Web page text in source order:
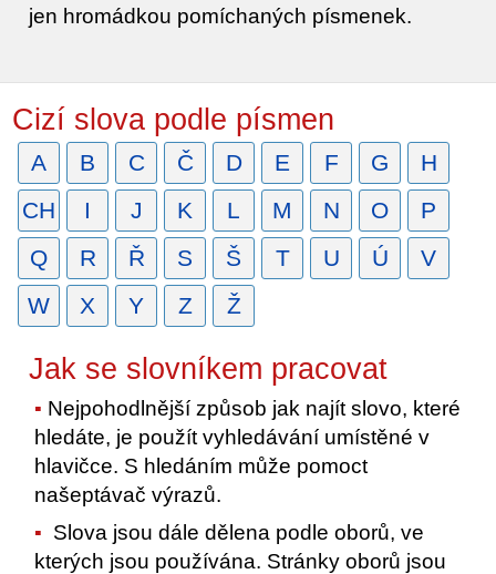
jen hromádkou pomíchaných písmenek.
Cizí slova podle písmen
A B C Č D E F G
H
CH
I J K L M N O
P
Q
R Ř S Š T U Ú
V
W
X Y Z Ž
Jak se slovníkem pracovat
Nejpohodlnější způsob jak najít slovo, které
hledáte, je použít vyhledávání umístěné v
hlavičce. S hledáním může pomoct
našeptávač výrazů.
Slova jsou dále dělena podle oborů, ve
kterých jsou používána. Stránky oborů jsou